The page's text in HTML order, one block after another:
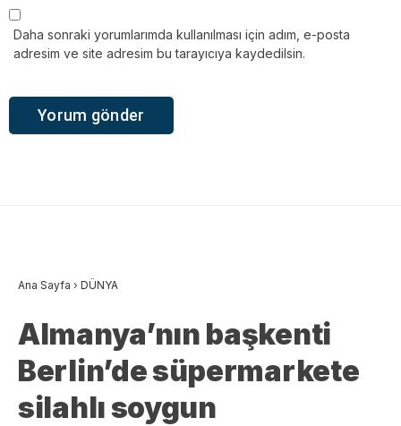
Daha sonraki yorumlarımda kullanılması için adım, e-posta
adresim ve site adresim bu tarayıcıya kaydedilsin.
Ana Sayfa › DÜNYA
Almanya’nın başkenti
Berlin’de süpermarkete
silahlı soygun